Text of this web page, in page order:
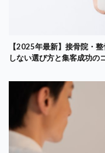
【2025年最新】接骨院・
しない選び方と集客成功の